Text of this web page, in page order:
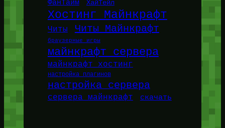
ФанТайм ХайТейл
Хостинг Майнкрафт
Читы Читы Майнкрафт
браузерные игры
майнкрафт сервера
майнкрафт хостинг
настройка плагинов
настройка сервера
сервера майнкрафт скачать